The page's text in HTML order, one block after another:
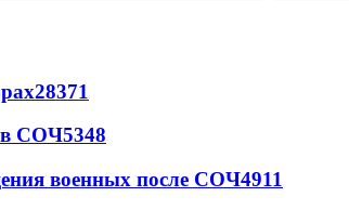
28371
в СОЧ5348
военных после СОЧ4911